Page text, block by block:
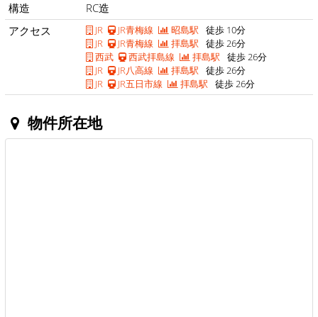
構造
RC造
アクセス
JR JR青梅線 昭島駅 徒歩 10分
JR
JR青梅線 拝島駅 徒歩 26分
西武
西武拝島線 拝島駅 徒歩 26分
JR
JR八高線 拝島駅 徒歩 26分
JR
JR五日市線 拝島駅 徒歩 26分
物件所在地